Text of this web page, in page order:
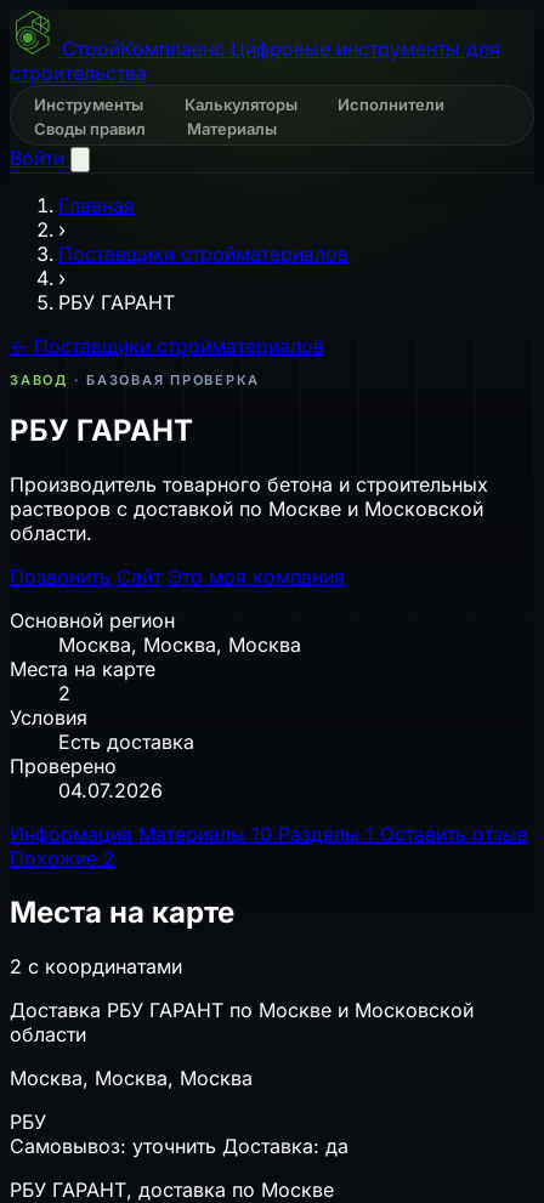
СтройКомплаенс Цифровые инструменты для
строительства
Инструменты Калькуляторы
Исполнители
Своды правил
Материалы
Войти
Главная
›
Поставщики стройматериалов
›
РБУ ГАРАНТ
← Поставщики стройматериалов
ЗАВОД · БАЗОВАЯ ПРОВЕРКА
РБУ ГАРАНТ
Производитель товарного бетона и строительных
растворов с доставкой по Москве и Московской
области.
Позвонить Сайт Это моя компания
Основной регион
Москва, Москва, Москва
Места на карте
2
Условия
Есть доставка
Проверено
04.07.2026
Информация Материалы 10 Разделы 1 Оставить отзыв
Похожие 2
Места на карте
2 с координатами
Доставка РБУ ГАРАНТ по Москве и Московской
области
Москва, Москва, Москва
РБУ
Самовывоз: уточнить Доставка: да
РБУ ГАРАНТ, доставка по Москве